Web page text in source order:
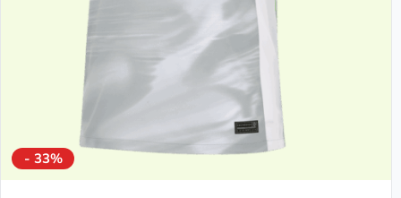
Produktseite
- 33%